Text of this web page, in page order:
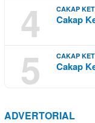
4 CAKAP
Cakap
5 CAKAP
Cakap
ADVERTORIAL